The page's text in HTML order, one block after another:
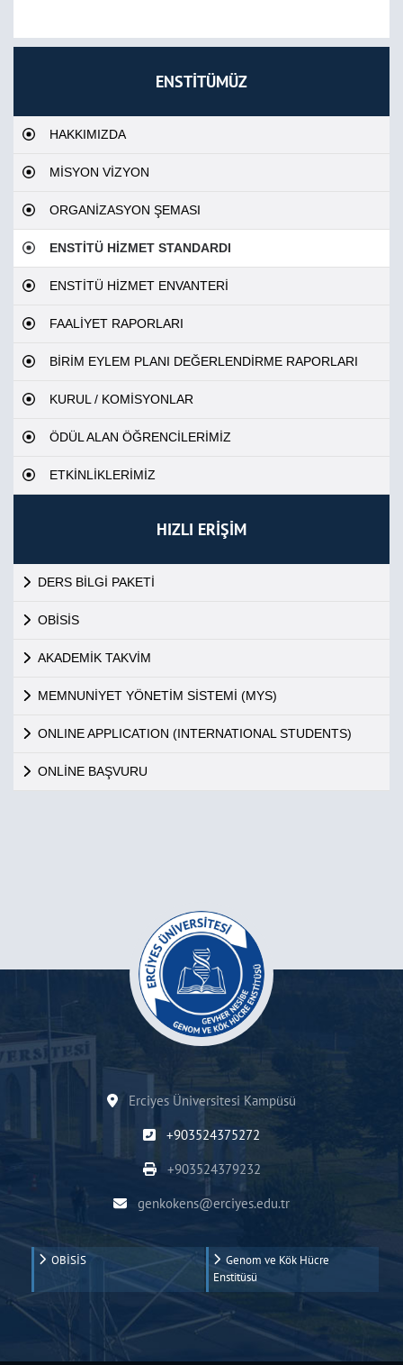
ENSTİTÜMÜZ
HAKKIMIZDA
MİSYON VİZYON
ORGANİZASYON ŞEMASI
ENSTİTÜ HİZMET STANDARDI
ENSTİTÜ HİZMET ENVANTERİ
FAALİYET RAPORLARI
BİRİM EYLEM PLANI DEĞERLENDİRME RAPORLARI
KURUL / KOMİSYONLAR
ÖDÜL ALAN ÖĞRENCİLERİMİZ
ETKİNLİKLERİMİZ
HIZLI ERİŞİM
DERS BİLGİ PAKETİ
OBİSİS
AKADEMİK TAKVİM
MEMNUNİYET YÖNETİM SİSTEMİ (MYS)
ONLINE APPLICATION (INTERNATIONAL STUDENTS)
ONLİNE BAŞVURU
Erciyes Üniversitesi Kampüsü
+903524375272
+903524379232
genkokens@erciyes.edu.tr
OBİSİS
Genom ve Kök Hücre
Enstitüsü